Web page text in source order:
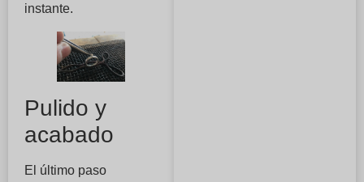
instante.
Pulido y
acabado
El último paso